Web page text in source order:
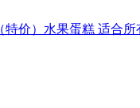
特价）水果蛋糕 适合所